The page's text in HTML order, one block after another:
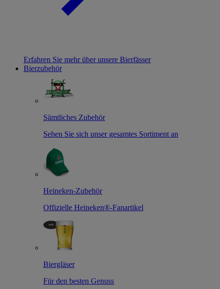
Erfahren Sie mehr über unsere Bierfässer
Bierzubehör
Sämtliches Zubehör
Sehen Sie sich unser gesamtes Sortiment an
Heineken-Zubehör
Offizielle Heineken®-Fanartikel
Biergläser
Für den besten Genuss